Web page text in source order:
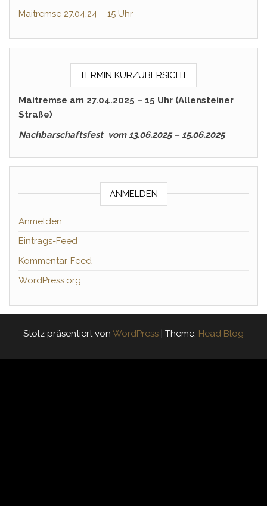
Maitremse 27.04.24 – 15 Uhr
TERMIN KURZÜBERSICHT
Maitremse am 27.04.2025 – 15 Uhr (Allensteiner
Straße)
Nachbarschaftsfest vom 13.06.2025 – 15.06.2025
ANMELDEN
Anmelden
Eintrags-Feed
Kommentar-Feed
WordPress.org
Stolz präsentiert von WordPress | Theme: Head Blog